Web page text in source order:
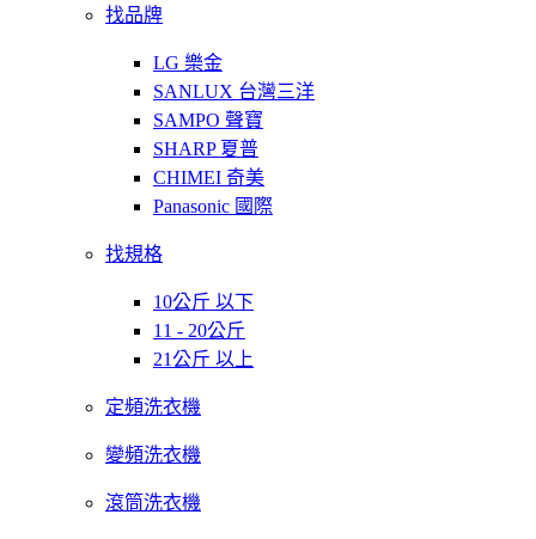
找品牌
LG 樂金
SANLUX 台灣三洋
SAMPO 聲寶
SHARP 夏普
CHIMEI 奇美
Panasonic 國際
找規格
10公斤 以下
11 - 20公斤
21公斤 以上
定頻洗衣機
變頻洗衣機
滾筒洗衣機